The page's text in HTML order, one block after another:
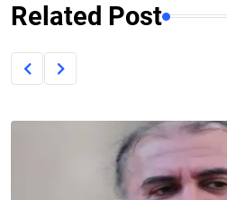
Related Post